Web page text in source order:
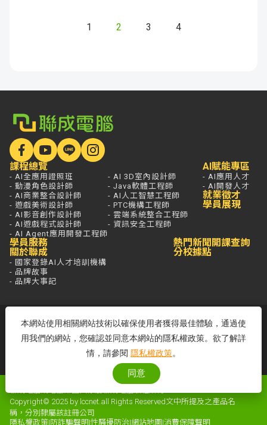
1 2 3 4
課程總覽
- AI全應用證照班
- 動漫角色設計師
- AI商業整合設計師
- 遊戲美術設計師
- AI影音創作設計師
- AI遊戲程式設計師
- AI Agent應用開發工程師
- AI 3D室內設計師
- Java軟體工程師
- AI人工智慧工程師
- PTC機構工程師
- 雲端系統整合工程師
- 資訊安全工程師
AI賦能專區
- AI應用人才
- AI開發人才
就業徵才
學員展現
學員服務
關於聯成
- 國家登錄AI人才培訓機構
- 品牌故事
- 品牌大事記
熱門新聞
分校據點
開課查詢
若想進一步了解，打通電話問最安心，
免付費專線歡迎來電！
客服專線：0800-580-581
周一至五 09:00~18:00
Copyright© 2025 by lccnet.all Rights Reserved文中所提及之產品名
稱，分別隸屬該註冊公司
隱私權政策|防詐騙聲明|性騷擾防治|網站地圖|消費保障聲明
本網站使用相關網站技術以確保使用者獲得最佳體驗，通過使
用我們的網站，您確認並同意本網站的隱私權政策。欲了解詳
情，請參閱 隱私權政策。
同意